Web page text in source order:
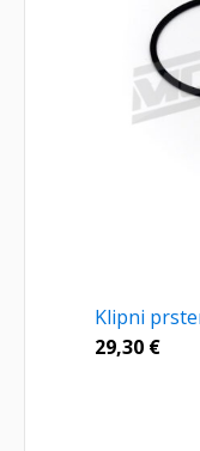
Klipni
29,30 €